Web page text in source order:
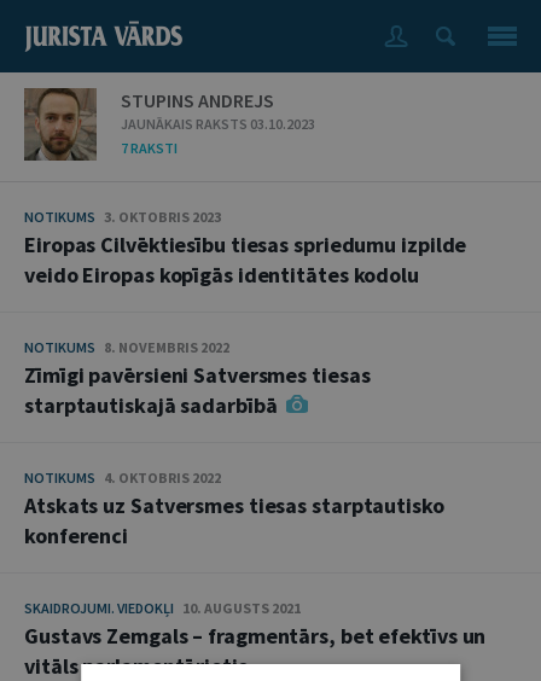
STUPINS ANDREJS
JAUNĀKAIS RAKSTS 03.10.2023
7 RAKSTI
NOTIKUMS 3. OKTOBRIS 2023
Eiropas Cilvēktiesību tiesas spriedumu izpilde
veido Eiropas kopīgās identitātes kodolu
NOTIKUMS 8. NOVEMBRIS 2022
Zīmīgi pavērsieni Satversmes tiesas
starptautiskajā sadarbībā
NOTIKUMS 4. OKTOBRIS 2022
Atskats uz Satversmes tiesas starptautisko
konferenci
SKAIDROJUMI. VIEDOKĻI 10. AUGUSTS 2021
Gustavs Zemgals – fragmentārs, bet efektīvs un
vitāls parlamentārietis